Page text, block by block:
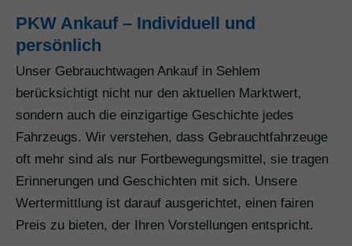
PKW Ankauf – Individuell und
persönlich
Unser Gebrauchtwagen Ankauf in Sehlem
berücksichtigt nicht nur den aktuellen Marktwert,
sondern auch die einzigartige Geschichte jedes
Fahrzeugs. Wir verstehen, dass Gebrauchtfahrzeuge
oft mehr sind als nur Fortbewegungsmittel, sie tragen
Erinnerungen und Geschichten mit sich. Unsere
Wertermittlung ist darauf ausgerichtet, einen fairen
Preis zu bieten, der Ihren Vorstellungen entspricht.